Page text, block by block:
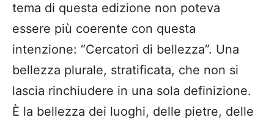
tema di questa edizione non poteva
essere più coerente con questa
intenzione: “Cercatori di bellezza”. Una
bellezza plurale, stratificata, che non si
lascia rinchiudere in una sola definizione.
È la bellezza dei luoghi, delle pietre, delle